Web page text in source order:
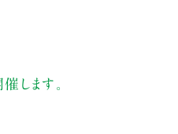
します。